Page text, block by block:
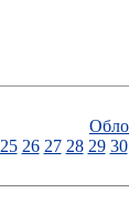
25 26 27 28 29 30